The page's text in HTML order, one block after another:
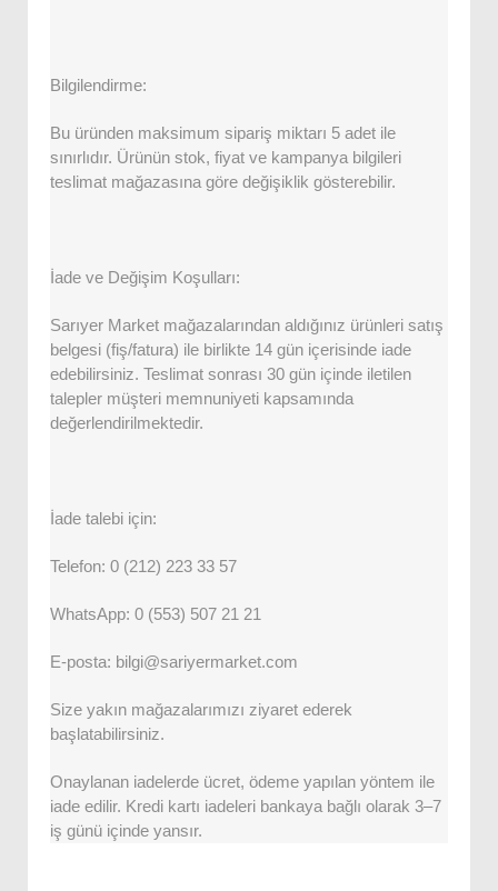
Bilgilendirme:
Bu üründen maksimum sipariş miktarı 5 adet ile
sınırlıdır. Ürünün stok, fiyat ve kampanya bilgileri
teslimat mağazasına göre değişiklik gösterebilir.
İade ve Değişim Koşulları:
Sarıyer Market mağazalarından aldığınız ürünleri satış
belgesi (fiş/fatura) ile birlikte 14 gün içerisinde iade
edebilirsiniz. Teslimat sonrası 30 gün içinde iletilen
talepler müşteri memnuniyeti kapsamında
değerlendirilmektedir.
İade talebi için:
Telefon: 0 (212) 223 33 57
WhatsApp: 0 (553) 507 21 21
E-posta: bilgi@sariyermarket.com
Size yakın mağazalarımızı ziyaret ederek
başlatabilirsiniz.
Onaylanan iadelerde ücret, ödeme yapılan yöntem ile
iade edilir. Kredi kartı iadeleri bankaya bağlı olarak 3–7
iş günü içinde yansır.